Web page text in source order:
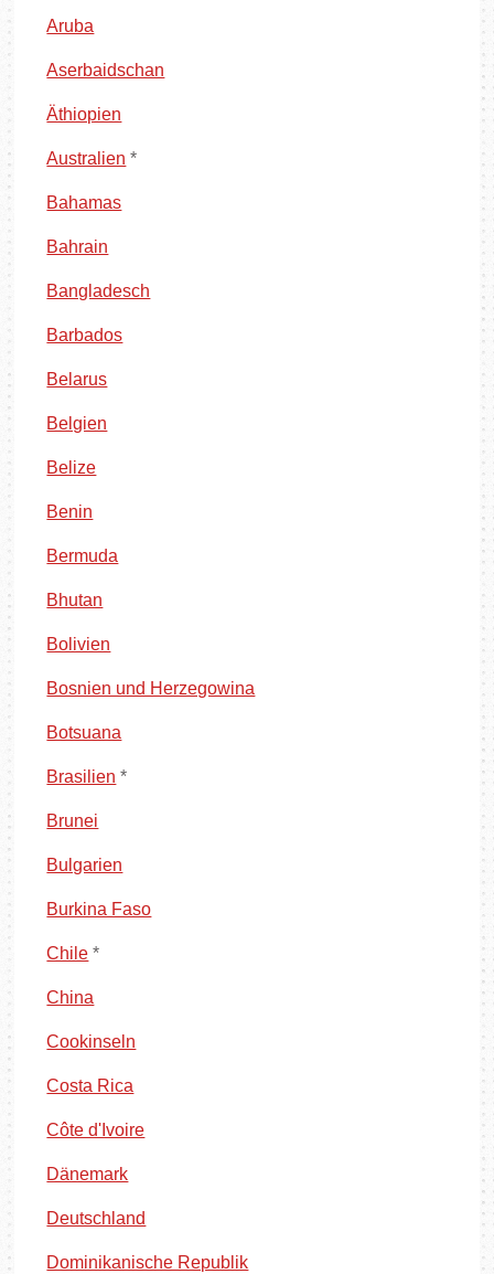
Aruba
Aserbaidschan
Äthiopien
Australien *
Bahamas
Bahrain
Bangladesch
Barbados
Belarus
Belgien
Belize
Benin
Bermuda
Bhutan
Bolivien
Bosnien und Herzegowina
Botsuana
Brasilien *
Brunei
Bulgarien
Burkina Faso
Chile *
China
Cookinseln
Costa Rica
Côte d'Ivoire
Dänemark
Deutschland
Dominikanische Republik